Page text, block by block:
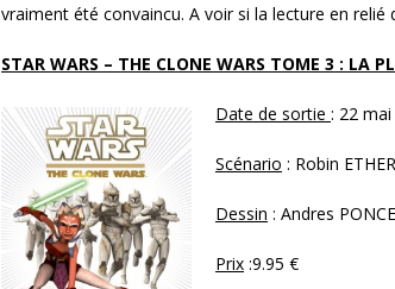
vraiment été convaincu. A voir si la lecture en
STAR WARS – THE CLONE WARS TOME 3 : LA
Date de sortie : 22
Scénario : Robin
Dessin : Andres
Prix :9.95 €